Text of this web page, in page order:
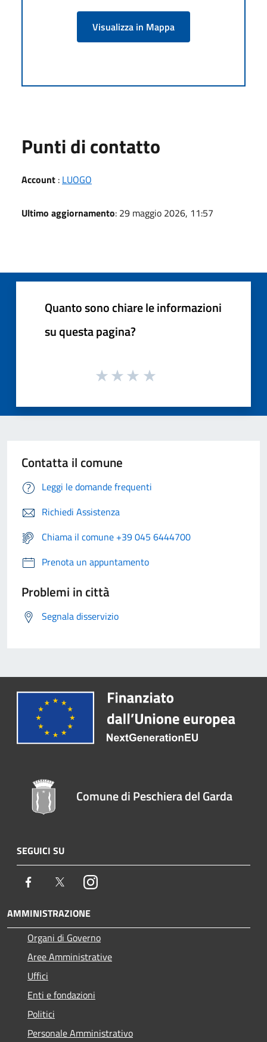
Visualizza in Mappa
Punti di contatto
Account : LUOGO
Ultimo aggiornamento: 29 maggio 2026, 11:57
Quanto sono chiare le informazioni
su questa pagina?
Contatta il comune
Leggi le domande frequenti
Richiedi Assistenza
Chiama il comune +39 045 6444700
Prenota un appuntamento
Problemi in città
Segnala disservizio
Comune di Peschiera del Garda
SEGUICI SU
Facebook TwitterInstagram
AMMINISTRAZIONE
Organi di Governo
Aree Amministrative
Uffici
Enti e fondazioni
Politici
Personale Amministrativo